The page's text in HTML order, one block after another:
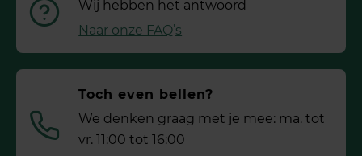
Wij hebben het antwoord
Naar onze FAQ’s
Toch even bellen?
We denken graag met je mee: ma. tot
vr. 11:00 tot 16:00